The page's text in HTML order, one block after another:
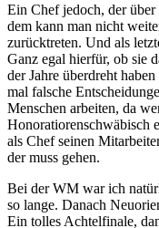
Ein Chef jedoch, der
dem kann man nicht
zurücktreten. Und als
Ganz egal hierfür, ob sie
der Jahre überdreht
mal falsche
Menschen arbeiten, da
Honoratiorenschwäbisch
als Chef seinen
der muss gehen.
Bei der WM war ich
so lange. Danach
Ein tolles Achtelfinale,